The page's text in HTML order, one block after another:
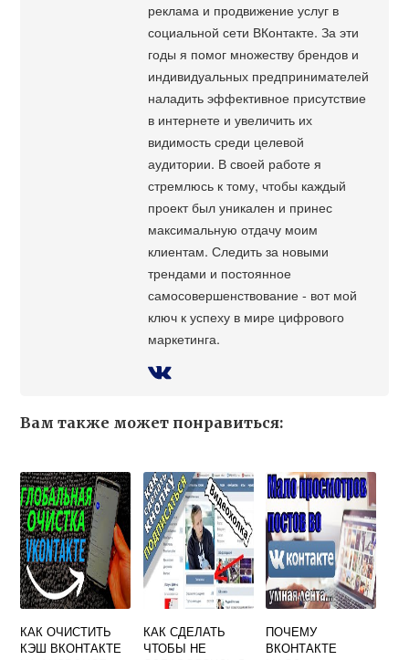
реклама и продвижение услуг в
социальной сети ВКонтакте. За эти
годы я помог множеству брендов и
индивидуальных предпринимателей
наладить эффективное присутствие
в интернете и увеличить их
видимость среди целевой
аудитории. В своей работе я
стремлюсь к тому, чтобы каждый
проект был уникален и принес
максимальную отдачу моим
клиентам. Следить за новыми
трендами и постоянное
самосовершенствование - вот мой
ключ к успеху в мире цифрового
маркетинга.
Вам также может понравиться:
КАК ОЧИСТИТЬ
КЭШ ВКОНТАКТЕ
КАК СДЕЛАТЬ
ЧТОБЫ НЕ
ПОЧЕМУ
ВКОНТАКТЕ